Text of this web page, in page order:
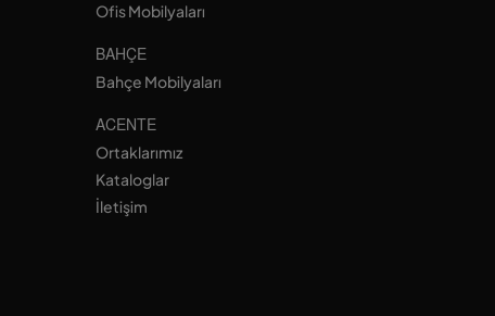
Ofis Mobilyaları
BAHÇE
Bahçe Mobilyaları
ACENTE
Ortaklarımız
Kataloglar
İletişim